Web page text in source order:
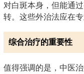
对白斑本身，但能通
转。这些外治法应在
综合治疗的重要性
值得强调的是，中医